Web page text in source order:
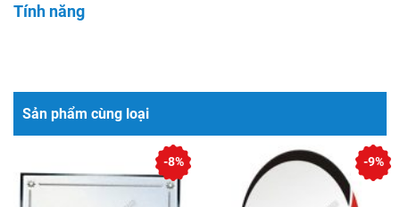
Tính năng
Sản phẩm cùng loại
-8% -9%